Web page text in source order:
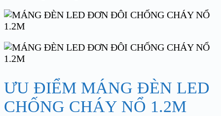
ƯU ĐIỂM MÁNG ĐÈN LED
CHỐNG CHÁY NỔ 1.2M